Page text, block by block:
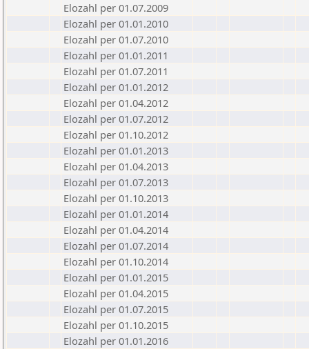
Elozahl per 01.07.2009
Elozahl per 01.01.2010
Elozahl per 01.07.2010
Elozahl per 01.01.2011
Elozahl per 01.07.2011
Elozahl per 01.01.2012
Elozahl per 01.04.2012
Elozahl per 01.07.2012
Elozahl per 01.10.2012
Elozahl per 01.01.2013
Elozahl per 01.04.2013
Elozahl per 01.07.2013
Elozahl per 01.10.2013
Elozahl per 01.01.2014
Elozahl per 01.04.2014
Elozahl per 01.07.2014
Elozahl per 01.10.2014
Elozahl per 01.01.2015
Elozahl per 01.04.2015
Elozahl per 01.07.2015
Elozahl per 01.10.2015
Elozahl per 01.01.2016